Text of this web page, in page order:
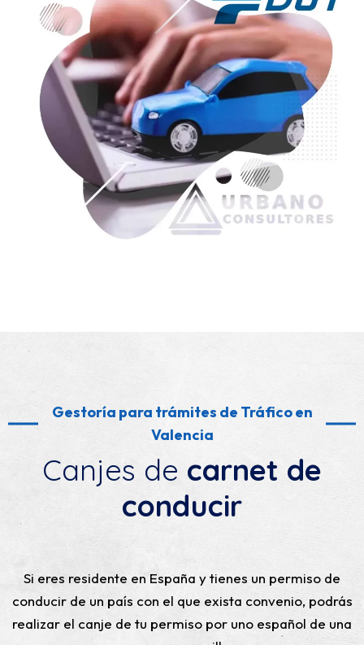
Gestoría para trámites de Tráfico en
Valencia
Canjes de carnet de
conducir
Si eres residente en España y tienes un permiso de
conducir de un país con el que exista convenio, podrás
realizar el canje de tu permiso por uno español de una